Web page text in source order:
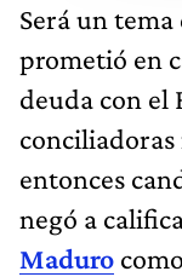
Será un
prometió en
deuda con el
conciliadoras
entonces
negó a
Maduro